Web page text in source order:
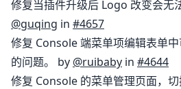
修复当插件升级后 Logo 改变会无
@guqing in #4657
修复 Console 端菜单项编辑表单
的问题。 by @ruibaby in #4644
修复 Console 的菜单管理页面，